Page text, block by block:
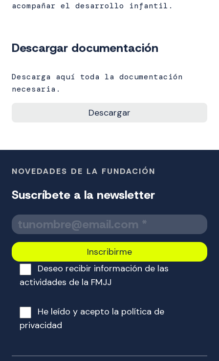
acompañar el desarrollo infantil.
Descargar documentación
Descarga aquí toda la documentación
necesaria.
Descargar
NOVEDADES DE LA FUNDACIÓN
Suscríbete a la newsletter
T
u
c
o
c
Deseo recibir información de las
actividades de la FMJJ
He leído y acepto la política de
privacidad